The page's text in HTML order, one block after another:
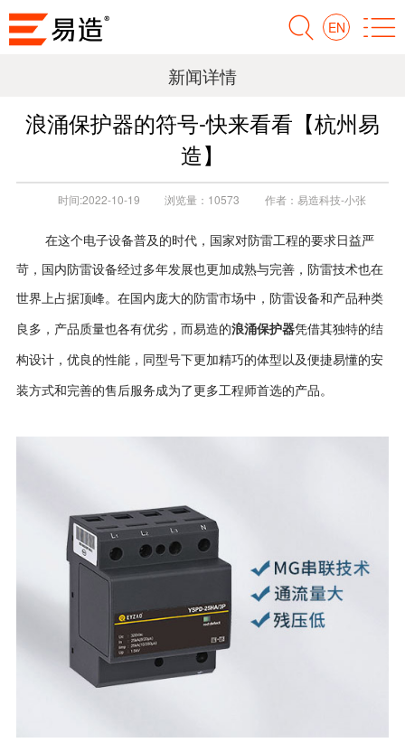
EN
新闻详情
浪涌保护器的符号-快来看看【杭州易
造】
时间:2022-10-19 浏览量： 10573 作者： 易造科技-小张
在这个电子设备普及的时代，国家对防雷工程的要求日益严
苛，国内防雷设备经过多年发展也更加成熟与完善，防雷技术也在
世界上占据顶峰。 在国内庞大的防雷市场中，防雷设备和产品种类
良多，产品质量也各有优劣，而易造的浪涌保护器凭借其独特的结
构设计，优良的性能，同型号下更加精巧的体型以及便捷易懂的安
装方式和完善的售后服务成为了更多工程师首选的产品。